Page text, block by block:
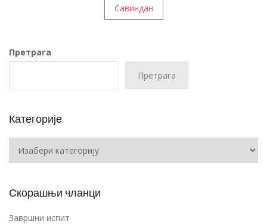
Савиндан
Претрага
Претрага
Категорије
Скорашњи чланци
Завршни испит